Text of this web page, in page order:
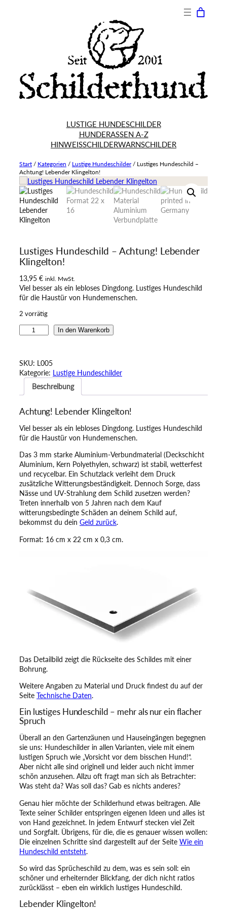
LUSTIGE HUNDESCHILDER
HUNDERASSEN A-Z
HINWEISSCHILDERWARNSCHILDER
Start / Kategorien / Lustige Hundeschilder/ Lustiges Hundeschild –
Achtung! Lebender Klingelton!
Lustiges Hundeschild – Achtung! Lebender
Klingelton!
13,95 € inkl. MwSt.
Viel besser als ein lebloses Dingdong. Lustiges Hundeschild
für die Haustür von Hundemenschen.
2 vorrätig
i
g
s
H
u
n
d
s
c
h
i
l
d
–
A
h
e
r
l
i
g
e
l
t
o
n
!
M
n
g
e
In den Warenkorb
SKU: L005
Kategorie: Lustige Hundeschilder
Beschreibung
Achtung! Lebender Klingelton!
Viel besser als ein lebloses Dingdong. Lustiges Hundeschild
für die Haustür von Hundemenschen.
Das 3 mm starke Aluminium-Verbundmaterial (Deckschicht
Aluminium, Kern Polyethylen, schwarz) ist stabil, wetterfest
und recycelbar. Ein Schutzlack verleiht dem Druck
zusätzliche Witterungsbeständigkeit. Dennoch Sorge, dass
Nässe und UV-Strahlung dem Schild zusetzen werden?
Treten innerhalb von 5 Jahren nach dem Kauf
witterungsbedingte Schäden an deinem Schild auf,
bekommst du dein Geld zurück.
Format: 16 cm x 22 cm x 0,3 cm.
Das Detailbild zeigt die Rückseite des Schildes mit einer
Bohrung.
Weitere Angaben zu Material und Druck findest du auf der
Seite Technische Daten.
Ein lustiges Hundeschild – mehr als nur ein flacher
Spruch
Überall an den Gartenzäunen und Hauseingängen begegnen
sie uns: Hundeschilder in allen Varianten, viele mit einem
lustigen Spruch wie „Vorsicht vor dem bisschen Hund!“.
Aber nicht alle sind originell und leider auch nicht immer
schön anzusehen. Allzu oft fragt man sich als Betrachter:
Was steht da? Was soll das? Gab es nichts anderes?
Genau hier möchte der Schilderhund etwas beitragen. Alle
Texte seiner Schilder entspringen eigenen Ideen und alles ist
von Hand gezeichnet. In jedem Entwurf stecken viel Zeit
und Sorgfalt. Übrigens, für die, die es genauer wissen wollen:
Die einzelnen Schritte sind dargestellt auf der Seite Wie ein
Hundeschild entsteht.
So wird das Sprücheschild zu dem, was es sein soll: ein
schöner und erheiternder Blickfang, der dich nicht ratlos
zurücklässt – eben ein wirklich lustiges Hundeschild.
Lebender Klingelton!